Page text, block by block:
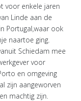
voor enkele jaren
Linde aan de
Portugal,waar ook
naartoe ging.
Schiedam mee
voor
en omgeving
zijn aangeworven
machtig zijn.